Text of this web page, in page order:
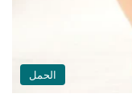
الحمل